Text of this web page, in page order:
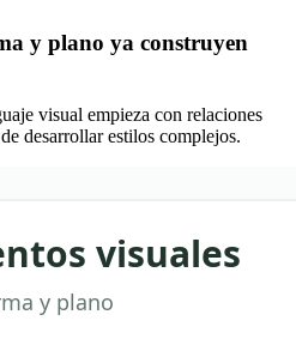
y plano ya construyen
visual empieza con relaciones
desarrollar estilos complejos.